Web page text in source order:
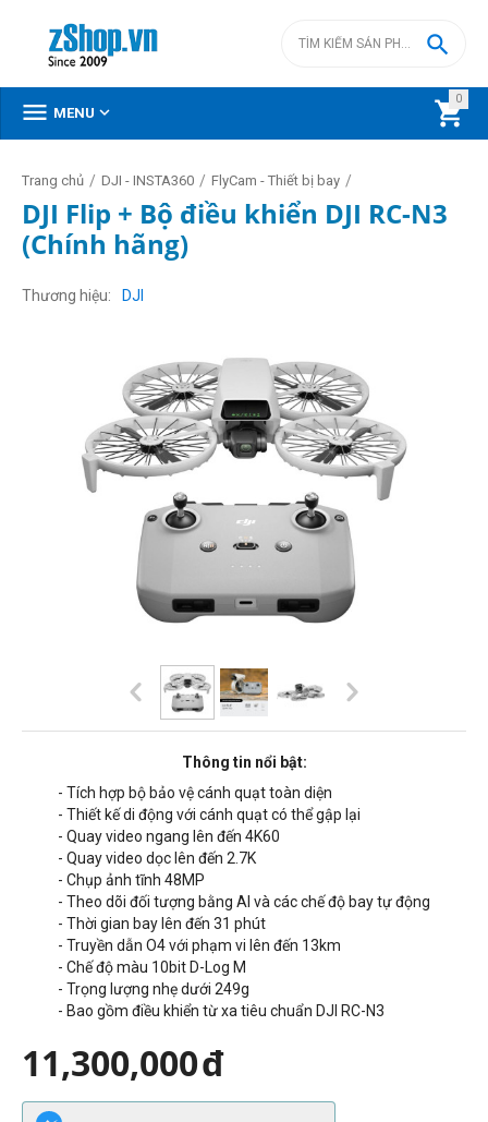
0


 MENU 
Trang chủ / DJI - INSTA360 / FlyCam - Thiết bị bay /
DJI Flip + Bộ điều khiển DJI RC-N3
(Chính hãng)
Thương hiệu DJI
Thông tin nổi bật:
- Tích hợp bộ bảo vệ cánh quạt toàn diện
- Thiết kế di động với cánh quạt có thể gập lại
- Quay video ngang lên đến 4K60
- Quay video dọc lên đến 2.7K
- Chụp ảnh tĩnh 48MP
- Theo dõi đối tượng bằng AI và các chế độ bay tự động
- Thời gian bay lên đến 31 phút
- Truyền dẫn O4 với phạm vi lên đến 13km
- Chế độ màu 10bit D-Log M
- Trọng lượng nhẹ‌dưới 249g
- Bao gồm điều khiển từ xa tiêu chuẩn DJI RC-N3
11,300,000đ